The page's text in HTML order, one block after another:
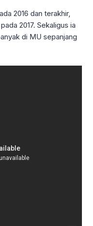
2016 dan terakhir,
2017. Sekaligus ia
di MU sepanjang